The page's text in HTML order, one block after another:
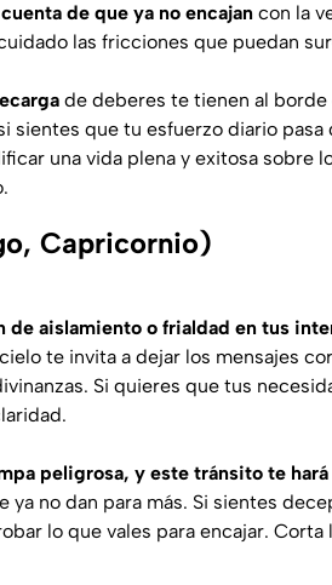
de que ya no encajan con la
las fricciones que puedan
de deberes te tienen al
sientes que tu esfuerzo diario
una vida plena y exitosa sobre
Capricornio)
de aislamiento o frialdad en tus
te invita a dejar los mensajes
Si quieres que tus
peligrosa, y este tránsito te
ya no dan para más. Si sientes
lo que vales para encajar. Corta